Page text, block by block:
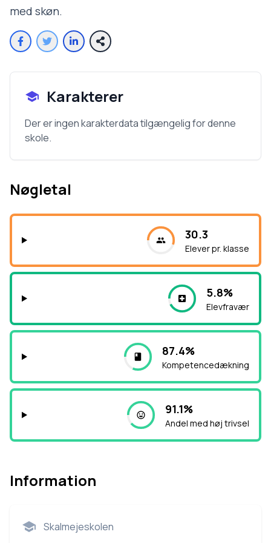
med skøn.
Karakterer
Der er ingen karakterdata tilgængelig for denne
skole.
Nøgletal
30.3
Elever pr. klasse
5.8%
Elevfravær
87.4%
Kompetencedækning
91.1%
Andel med høj trivsel
Information
Skalmejeskolen